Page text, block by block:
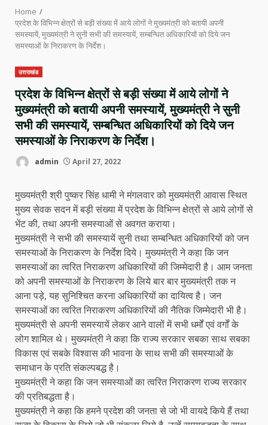
Home
प्रदेश के विभिन्न क्षेत्रों से बड़ी संख्या में आये लोगों ने मुख्यमंत्री को बतायी अपनी
समस्यायें, मुख्यमंत्री ने सुनी सभी की समस्यायें, सम्बन्धित अधिकारियों को दिये जन
समस्याओं के निराकरण के निर्देश।
उत्तराखंड
प्रदेश के विभिन्न क्षेत्रों से बड़ी संख्या में आये लोगों ने
मुख्यमंत्री को बतायी अपनी समस्यायें, मुख्यमंत्री ने सुनी
सभी की समस्यायें, सम्बन्धित अधिकारियों को दिये जन
समस्याओं के निराकरण के निर्देश।
admin April 27, 2022
मुख्यमंत्री श्री पुष्कर सिंह धामी ने मंगलवार को मुख्यमंत्री आवास स्थित
मुख्य सेवक सदन में बड़ी संख्या में प्रदेश के विभिन्न क्षेत्रों से आये लोगों से
भेंट की, तथा अपनी समस्याओं से अवगत कराया।
मुख्यमंत्री ने सभी की समस्यायें सुनी तथा सम्बन्धित अधिकारियों को जन
समस्याओं के निराकरण के निर्देश दिये। मुख्यमंत्री ने कहा कि जन
समस्याओं का त्वरित निराकरण अधिकारियों की जिम्मेदारी है। आम जनता
को अपनी समस्याओं के निराकरण के लिये बार बार मुख्यमंत्री तक न
आना पड़े, यह सुनिश्चित करना अधिकारियों का दायित्व है। जन
समस्याओं का त्वरित निराकरण अधिकारियों की नैतिक जिम्मेदारी भी है।
मुख्यमंत्री से अपनी समस्यायें लेकर आने वालों में सभी धर्मों एवं वर्गों के
लोग शामिल थे। मुख्यमंत्री ने कहा कि राज्य सरकार सबका साथ सबका
विकास एवं सबके विश्वास की भावना के साथ सभी की समस्याओं के
समाधान के प्रति संकल्पबद्ध है।
मुख्यमंत्री ने कहा कि जन समस्याओं का त्वरित निराकरण राज्य सरकार
की प्रतिबद्धता है।
मुख्यमंत्री ने कहा कि हमने प्रदेश की जनता से जो भी वायदे किये हैं तथा